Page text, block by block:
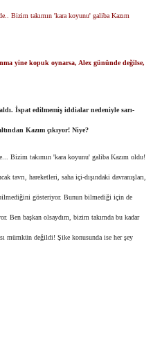
Bizim takımın 'kara koyunu' galiba Kazım
yine kopuk oynarsa, Alex gününde değilse,
İspat edilmemiş iddialar nedeniyle sarı-
Kazım çıkıyor! Niye?
Bizim takımın 'kara koyunu' galiba Kazım oldu!
tavrı, hareketleri, saha içi-dışındaki davranışları,
gösteriyor. Bunun bilmediği için de
Ben başkan olsaydım, bizim takımda bu kadar
mümkün değildi! Şike konusunda ise her şey